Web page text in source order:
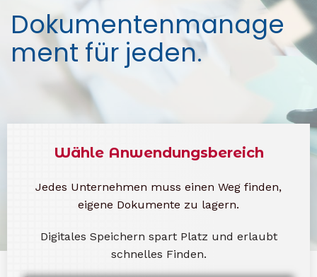
Dokumentenmanage
ment für jeden.
Wähle Anwendungsbereich
Jedes Unternehmen muss einen Weg finden,
eigene Dokumente zu lagern.
Digitales Speichern spart Platz und erlaubt
schnelles Finden.